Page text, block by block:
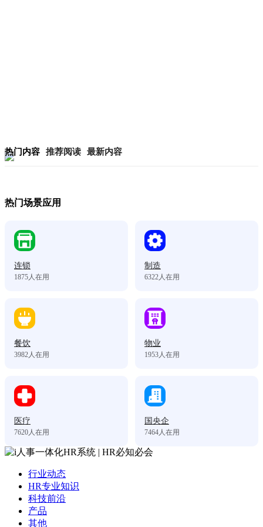
热门内容 推荐阅读 最新内容
热门场景应用
连锁
1875人在用
制造
6322人在用
餐饮
3982人在用
物业
1953人在用
医疗
7620人在用
国央企
7464人在用
行业动态
HR专业知识
科技前沿
产品
其他